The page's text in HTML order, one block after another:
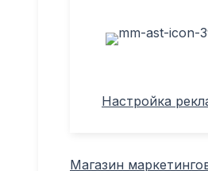
Настройка
Магазин